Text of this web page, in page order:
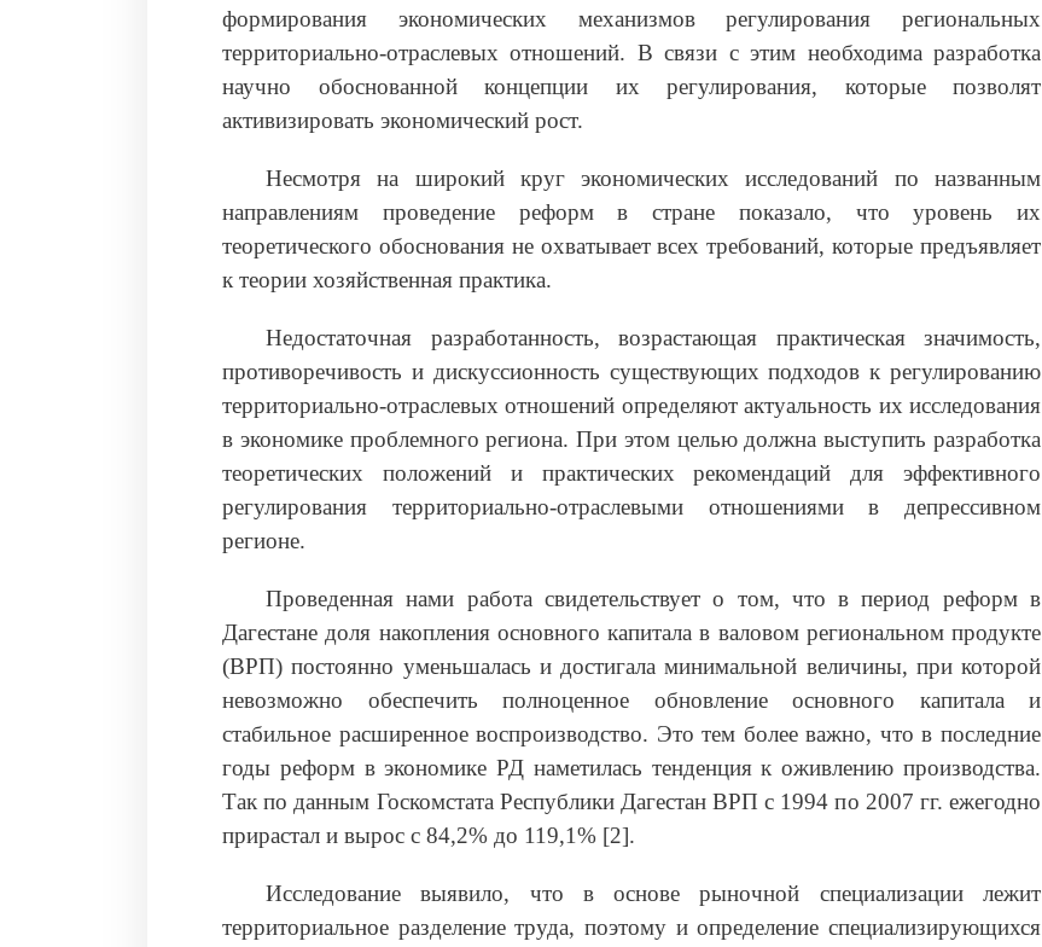
формирования экономических механизмов регулирования региональных
территориально-отраслевых отношений. В связи с этим необходима разработка
научно обоснованной концепции их регулирования, которые позволят
активизировать экономический рост.
Несмотря на широкий круг экономических исследований по названным
направлениям проведение реформ в стране показало, что уровень их
теоретического обоснования не охватывает всех требований, которые предъявляет
к теории хозяйственная практика.
Недостаточная разработанность, возрастающая практическая значимость,
противоречивость и дискуссионность существующих подходов к регулированию
территориально-отраслевых отношений определяют актуальность их исследования
в экономике проблемного региона. При этом целью должна выступить разработка
теоретических положений и практических рекомендаций для эффективного
регулирования территориально-отраслевыми отношениями в депрессивном
регионе.
Проведенная нами работа свидетельствует о том, что в период реформ в
Дагестане доля накопления основного капитала в валовом региональном продукте
(ВРП) постоянно уменьшалась и достигала минимальной величины, при которой
невозможно обеспечить полноценное обновление основного капитала и
стабильное расширенное воспроизводство. Это тем более важно, что в последние
годы реформ в экономике РД наметилась тенденция к оживлению производства.
Так по данным Госкомстата Республики Дагестан ВРП с 1994 по 2007 гг. ежегодно
прирастал и вырос с 84,2% до 119,1% [2].
Исследование выявило, что в основе рыночной специализации лежит
территориальное разделение труда, поэтому и определение специализирующихся